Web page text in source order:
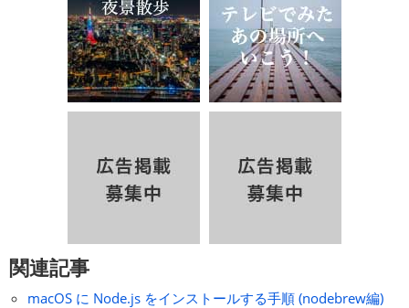
関連記事
macOS に Node.js をインストールする手順 (nodebrew編)